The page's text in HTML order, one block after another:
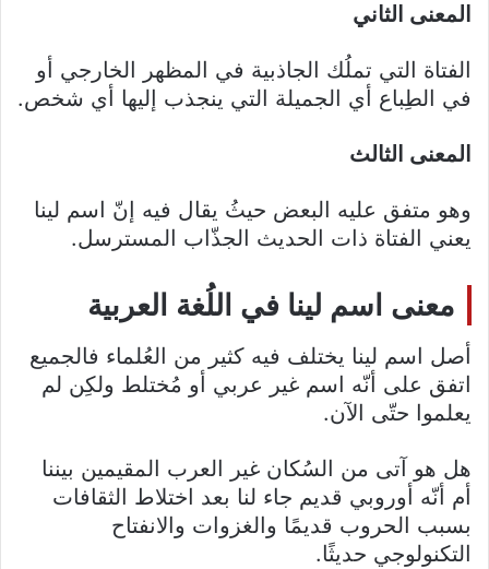
المعنى الثاني
الفتاة التي تملُك الجاذبية في المظهر الخارجي أو
في الطِباع أي الجميلة التي ينجذب إليها أي شخص.
المعنى الثالث
وهو متفق عليه البعض حيثُ يقال فيه إنّ اسم لينا
يعني الفتاة ذات الحديث الجذّاب المسترسل.
معنى اسم لينا في اللُغة العربية
أصل اسم لينا يختلف فيه كثير من العُلماء فالجميع
اتفق على أنّه اسم غير عربي أو مُختلط ولكِن لم
يعلموا حتّى الآن.
هل هو آتى من السُكان غير العرب المقيمين بيننا
أم أنّه أوروبي قديم جاء لنا بعد اختلاط الثقافات
بسبب الحروب قديمًا والغزوات والانفتاح
التكنولوجي حديثًا.